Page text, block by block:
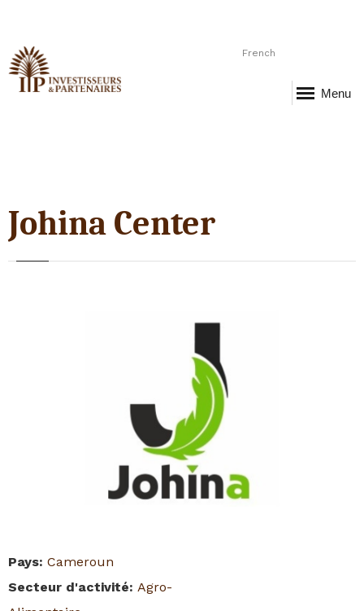
French
Menu
Johina Center
Pays: Cameroun
Secteur d'activité: Agro-